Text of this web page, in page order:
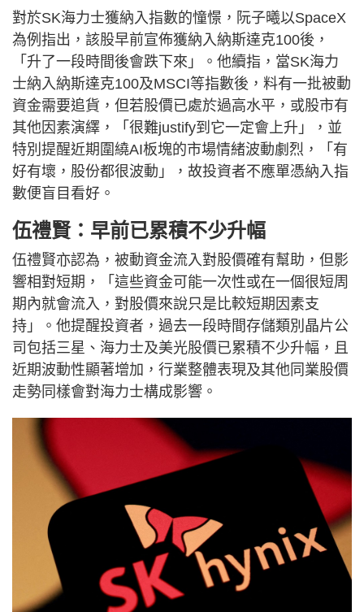
對於SK海力士獲納入指數的憧憬，阮子曦以SpaceX
為例指出，該股早前宣佈獲納入納斯達克100後，
「升了一段時間後會跌下來」。他續指，當SK海力
士納入納斯達克100及MSCI等指數後，料有一批被動
資金需要追貨，但若股價已處於過高水平，或股市有
其他因素演繹，「很難justify到它一定會上升」，並
特別提醒近期圍繞AI板塊的市場情緒波動劇烈，「有
好有壞，股份都很波動」，故投資者不應單憑納入指
數便盲目看好。
伍禮賢：早前已累積不少升幅
伍禮賢亦認為，被動資金流入對股價確有幫助，但影
響相對短期，「這些資金可能一次性或在一個很短周
期內就會流入，對股價來說只是比較短期因素支
持」。他提醒投資者，過去一段時間存儲類別晶片公
司包括三星、海力士及美光股價已累積不少升幅，且
近期波動性顯著增加，行業整體表現及其他同業股價
走勢同樣會對海力士構成影響。